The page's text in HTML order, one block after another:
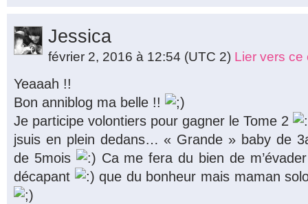
Jessica
février 2, 2016 à 12:54 (UTC 2) Lier vers ce
Yeaaah !!
Bon anniblog ma belle !!
Je participe volontiers pour gagner le Tome 2
jsuis en plein dedans… « Grande » baby de
de 5mois
Ca me fera du bien de
décapant
que du bonheur mais maman